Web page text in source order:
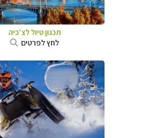
תכנון טיול לצ'כיה
לחץ לפרטים